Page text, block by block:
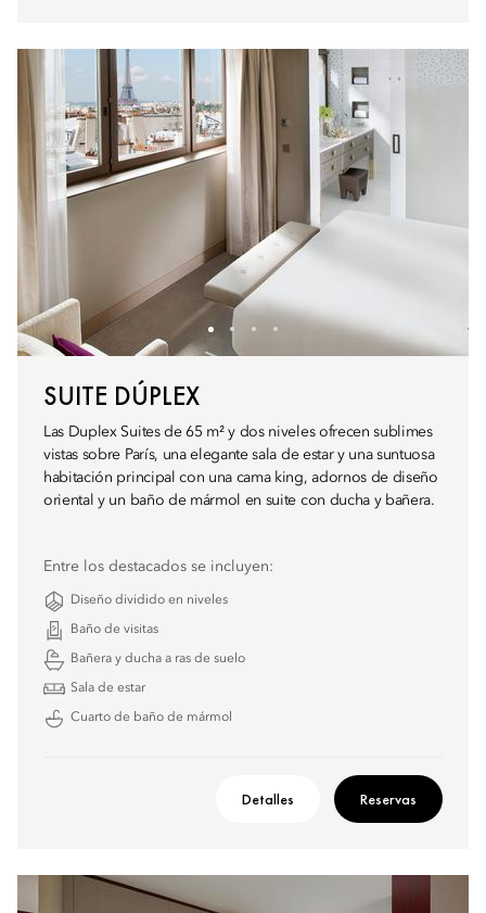
SUITE DÚPLEX
Las Duplex Suites de 65 m² y dos niveles ofrecen sublimes
vistas sobre París, una elegante sala de estar y una suntuosa
habitación principal con una cama king, adornos de diseño
oriental y un baño de mármol en suite con ducha y bañera.
Entre los destacados se incluyen:
Diseño dividido en niveles
Baño de visitas
Bañera y ducha a ras de suelo
Sala de estar
Cuarto de baño de mármol
Detalles Reservas